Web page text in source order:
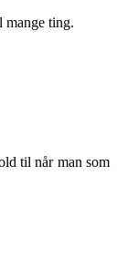
mange ting.
til når man som